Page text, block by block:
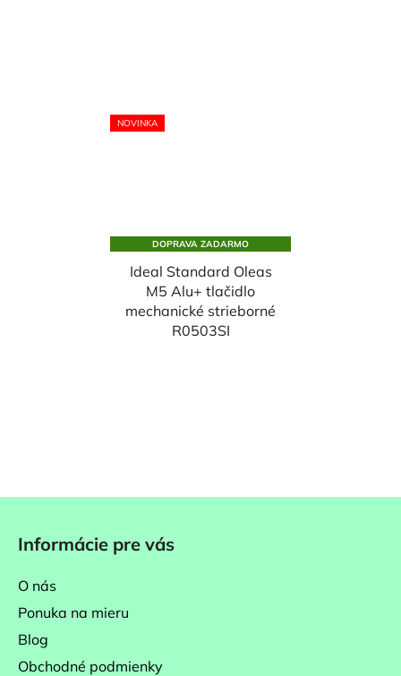
NOVINKA
DOPRAVA ZADARMO
Ideal Standard Oleas
M5 Alu+ tlačidlo
mechanické strieborné
R0503SI
Informácie pre vás
O nás
Ponuka na mieru
Blog
Obchodné podmienky